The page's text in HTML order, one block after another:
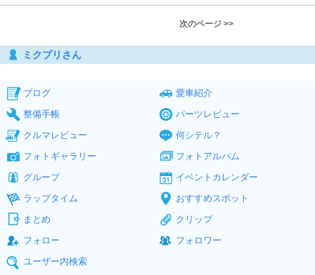
次のページ >>
ミクプリさん
ブログ
愛車紹介
整備手帳
パーツレビュー
クルマレビュー
何シテル？
フォトギャラリー
フォトアルバム
グループ
イベントカレンダー
ラップタイム
おすすめスポット
まとめ
クリップ
フォロー
フォロワー
ユーザー内検索